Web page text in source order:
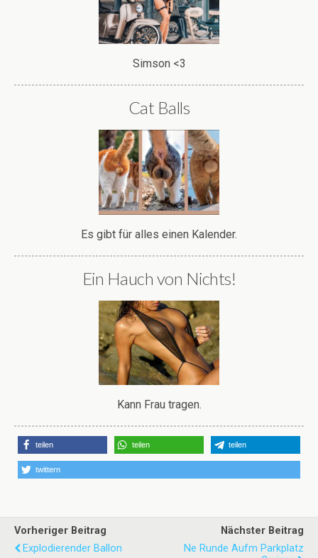
Simson <3
Cat Balls
Es gibt für alles einen Kalender.
Ein Hauch von Nichts!
Kann Frau tragen.
teilen teilen teilen
twittern
Vorheriger Beitrag
Explodierender Ballon
Nächster Beitrag
Ne Runde Aufm Parkplatz